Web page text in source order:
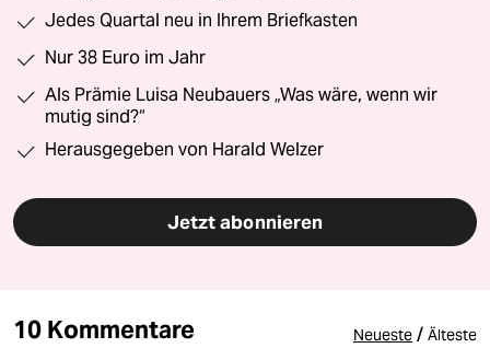
Jedes Quartal neu in Ihrem Briefkasten
Nur 38 Euro im Jahr
Als Prämie Luisa Neubauers „Was wäre, wenn wir
mutig sind?“
Herausgegeben von Harald Welzer
Jetzt abonnieren
10 Kommentare Neueste / Älteste